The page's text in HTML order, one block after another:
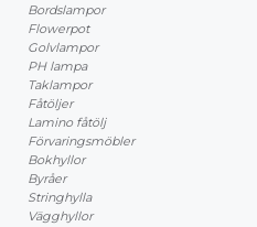
Bordslampor
Flowerpot
Golvlampor
PH lampa
Taklampor
Fåtöljer
Lamino fåtölj
Förvaringsmöbler
Bokhyllor
Byråer
Stringhylla
Vägghyllor